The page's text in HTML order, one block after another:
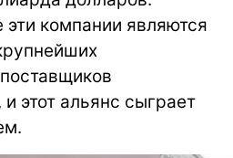
компании являются
этот альянс сыграет